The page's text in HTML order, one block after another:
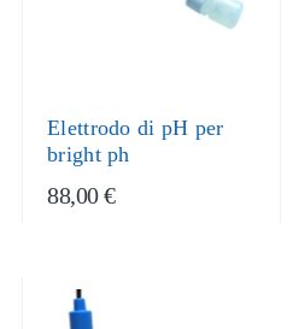
Elettrodo di pH per
bright ph
88,00 €